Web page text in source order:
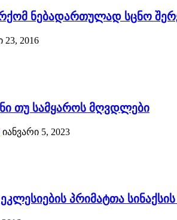
ნებადართულად სცნო
2016
თუ სამყაროს მღვდლები
იანვარი 5, 2023
პრიმატთა